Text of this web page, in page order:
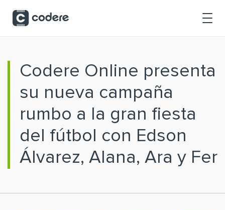
Codere Online presenta
su nueva campaña
rumbo a la gran fiesta
del fútbol con Edson
Álvarez, Alana, Ara y Fer